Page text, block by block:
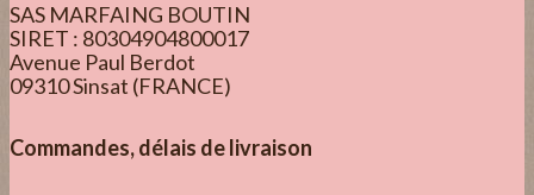
SAS MARFAING BOUTIN
SIRET : 80304904800017
Avenue Paul Berdot
09310 Sinsat (FRANCE)
Commandes, délais de livraison